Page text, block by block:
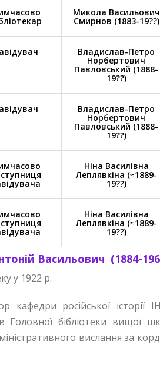
Микола Васильович
Смирнов (1883-19??)
Владислав-Петро
Норбертович
Павловський (1888-
19??)
Владислав-Петро
Норбертович
Павловський (1888-
19??)
Ніна Василівна
Леплявкіна (≈1889-
19??)
Ніна Василівна
Леплявкіна (≈1889-
19??)
Васильович (1884-
у 1922 р.
кафедри російської історії
Головної бібліотеки вищої
вислання за